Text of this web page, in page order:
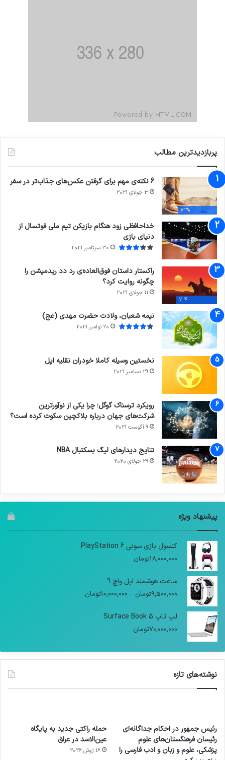
پربازدیدترین مطالب
71%
6 نکته‌ی مهم برای گرفتن عکس‌های جذاب‌تر در سفر
3 جولای 2021
خداحافظی زود هنگام بازیکن تیم ملی فوتسال از
دنیای بازی
30 سپتامبر 2021
7.4
راکستار داستان فوق‌العاده‌ی رد دد ریدمپشن را
چگونه روایت کرد؟
11 جولای 2021
نیمه شعبان، ولادت حضرت مهدی (عج)
20 نوامبر 2021
نخستین وسیله کاملا خودران نقلیه اپل
29 دسامبر 2021
رویکرد ترسناک گوگل؛ چرا یکی از نوآورترین
شرکت‌های جهان درباره بلاکچین سکوت کرده است؟
9 آگوست 2021
نتایج دیدار‌های لیگ بسکتبال NBA
29 جولای 2020
پیشنهاد ویژه
کنسول بازی سونی PlayStation 6
18,000,000تومان
ساعت هوشمند اپل واچ 9
9,500,000تومان –
10,000,000تومان
لپ تاپ Surface Book 5
70,000,000تومان
نوشته‌های تازه
رئیس جمهور در احکام جداگانه‌ای
رئیسان فرهنگستان‌های علوم
پزشکی، علوم و زبان و ادب فارسی را
حمله راکتی جدید به پایگاه
عین‌الاسد در عراق
16 ژوئن 2026